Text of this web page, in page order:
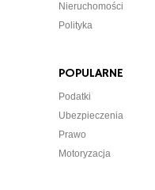
Nieruchomości
Polityka
POPULARNE
Podatki
Ubezpieczenia
Prawo
Motoryzacja